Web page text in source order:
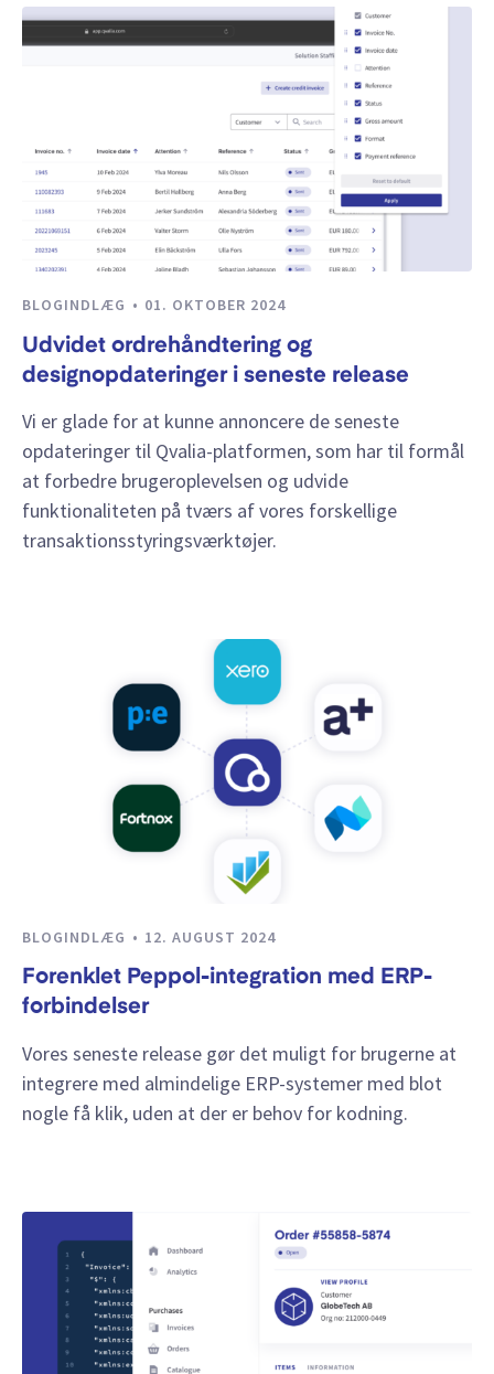
BLOGINDLÆG 01. OKTOBER 2024
Udvidet ordrehåndtering og
designopdateringer i seneste release
Vi er glade for at kunne annoncere de seneste
opdateringer til Qvalia-platformen, som har til formål
at forbedre brugeroplevelsen og udvide
funktionaliteten på tværs af vores forskellige
transaktionsstyringsværktøjer.
BLOGINDLÆG 12. AUGUST 2024
Forenklet Peppol-integration med ERP-
forbindelser
Vores seneste release gør det muligt for brugerne at
integrere med almindelige ERP-systemer med blot
nogle få klik, uden at der er behov for kodning.